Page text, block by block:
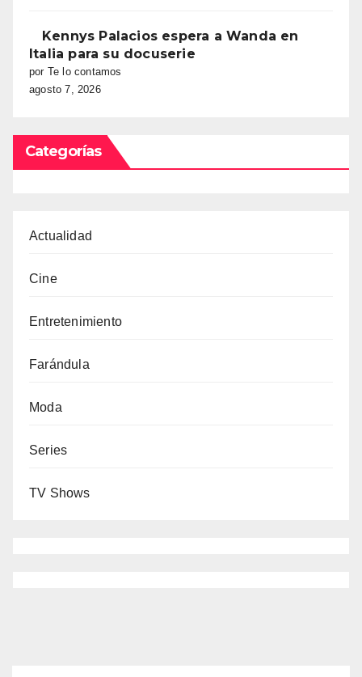
Kennys Palacios espera a Wanda en
Italia para su docuserie
por Te lo contamos
agosto 7, 2026
Categorías
Actualidad
Cine
Entretenimiento
Farándula
Moda
Series
TV Shows